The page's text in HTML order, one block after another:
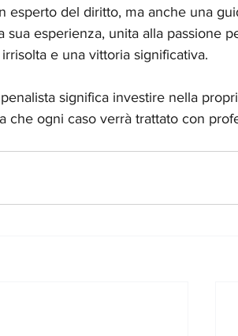
esperto del diritto, ma anche una
esperienza, unita alla passione
e una vittoria significativa.
significa investire nella
che ogni caso verrà trattato con